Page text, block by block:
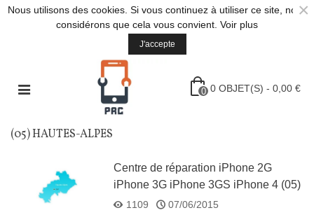
Nous utilisons des cookies. Si vous continuez à utiliser ce site, nous
considérons que cela vous convient. Voir plus
J'accepte
×
0 0 OBJET(S) - 0,00 €
(05) HAUTES-ALPES
Centre de réparation iPhone 2G
iPhone 3G iPhone 3GS iPhone 4 (05)
Hautes-Alpes
1109 07/06/2015